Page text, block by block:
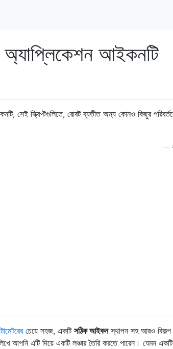
অ্যাপ্লিকেশন আইকনটি
সেই স্ক্রিপ্টগুলিতে, রোবট ব্যতীত অন্য কোনও কিছুর
চেয়ে সহজ, একটি সঠিক আইকনস্থাপন সহ আরও বিকল্প
আপনি এটি দিয়ে একটি লঞ্চার তৈরি করতে পারেন। যেমন